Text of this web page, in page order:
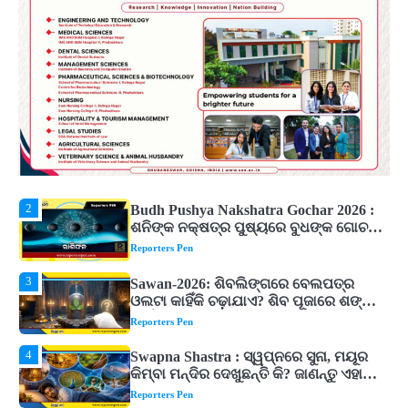
ନିବେଶ ପ୍ରସ୍ତାବ, ୫୪ ହଜାରରୁ ଅଧିକ ନିଯୁକ୍ତି
ସୁଯୋଗ ସୃଷ୍ଟି
Reporters Pen
Solar Eclipse 2026 Rules : ସୂର୍ଯ୍ୟପରାଗରେ
ଦେବଦେବୀଙ୍କ ମୂର୍ତ୍ତି ଛୁଇଁବା ମନା କାହିଁକି?
ଜାଣନ୍ତୁ ଏହା ପଛରେ ଥିବା ଧାର୍ମିକ ମାନ୍ୟତା
Budh Pushya Nakshatra Gochar 2026 :
ଶନିଙ୍କ ନକ୍ଷତ୍ର ପୁଷ୍ୟରେ ବୁଧଙ୍କ ଗୋଚର,
୩ ରାଶିଙ୍କ ବଢ଼ିବ ଚିନ୍ତା
Reporters Pen
3
Sawan-2026: ଶିବଲିଙ୍ଗରେ ବେଲପତ୍ର
ଓଲଟା କାହିଁକି ଚଢ଼ାଯାଏ? ଶିବ ପୂଜାରେ ଶଙ୍ଖ
କାହିଁକି ବାଜେ ନାହିଁ, ଜାଣନ୍ତୁ ଧାର୍ମିକ ମାନ୍ୟତା
Reporters Pen
4
Swapna Shastra : ସ୍ୱପ୍ନରେ ସୁନା, ମୟୂର
କିମ୍ବା ମନ୍ଦିର ଦେଖୁଛନ୍ତି କି? ଜାଣନ୍ତୁ ଏହାର
ଅର୍ଥ, ଖୋଲିପାରେ ବନ୍ଦ ଭାଗ୍ୟର ତାଲା!
Reporters Pen
5
ଓଡିଶାକୁ ଆସିଲା ୬୬ ହଜାର ୩୯୨ କୋଟିର
ନିବେଶ ପ୍ରସ୍ତାବ, ୫୪ ହଜାରରୁ ଅଧିକ ନିଯୁକ୍ତି
ସୁଯୋଗ ସୃଷ୍ଟି
Reporters Pen